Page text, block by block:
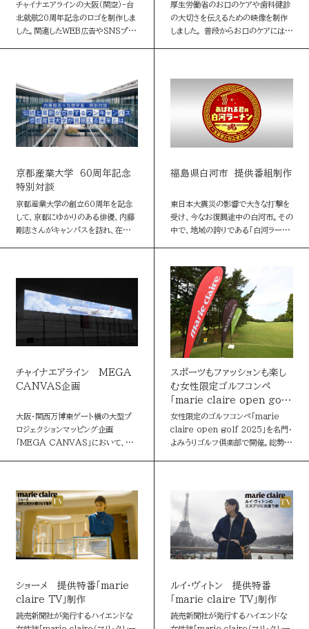
チャイナエアラインの大阪（関空）-台
北就航20周年記念のロゴを制作しま
した。関連したWEB広告やSNSプロ
厚生労働省のお口のケアや歯科健診
の大切さを伝えるための映像を制作
しました。 普段からお口のケアには気
京都産業大学 60周年記念
特別対談
京都産業大学の創立60周年を記念
して、京都にゆかりのある俳優、内藤
剛志さんがキャンパスを訪れ、在間敬
福島県白河市 提供番組制作
東日本大震災の影響で大きな打撃を
受け、今なお復興途中の白河市。その
中で、地域の誇りである「白河ラーメ
河ラーメンを自作するほど地元愛…
チャイナエアライン MEGA
CANVAS企画
大阪・関西万博東ゲート横の大型プ
ロジェクションマッピング企画
「MEGA CANVAS」において、
た。
スポーツもファッションも楽し
む女性限定ゴルフコンペ
「marie claire open golf
2025」
女性限定のゴルフコンペ「marie
claire open golf 2025」を名門・
よみうりゴルフ倶楽部で開催。総勢
ショーメ 提供特番「marie
claire TV」制作
読売新聞社が発行するハイエンドな
ルイ･ヴィトン 提供特番
「marie claire TV」制作
読売新聞社が発行するハイエンドな